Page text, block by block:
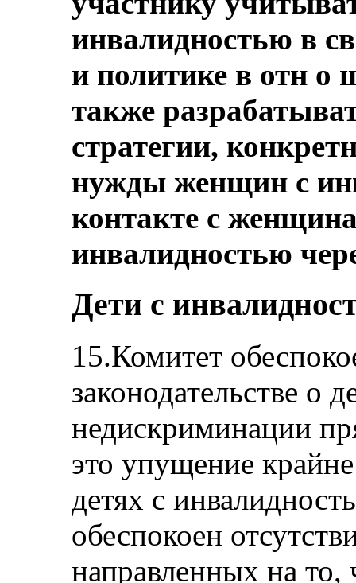
инвалидностью в
и политике в отн о
также
стратегии,
нужды женщин с
контакте с
инвалидностью
Дети с
15.Комитет
законодательстве о
недискриминации
это упущение крайне
детях с
обеспокоен
направленных на то,